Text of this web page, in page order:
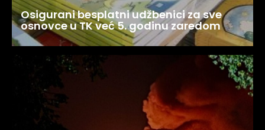
Osigurani besplatni udžbenici za sve
osnovce u TK već 5. godinu zaredom